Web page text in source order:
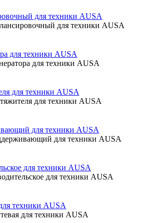
для техники AUSA
для техники AUSA
для техники AUSA
для техники AUSA
для техники AUSA
для техники AUSA
для техники AUSA
для техники AUSA
для техники AUSA
для техники AUSA
техники AUSA
для техники AUSA